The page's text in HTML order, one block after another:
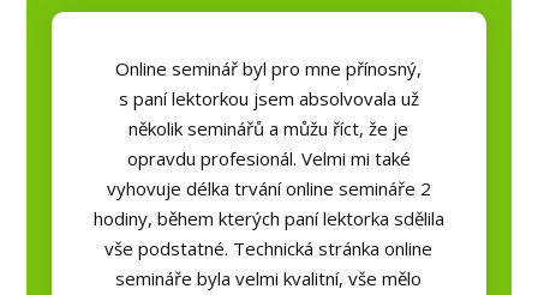
Online seminář byl pro mne přínosný,
s paní lektorkou jsem absolvovala už
několik seminářů a můžu říct, že je
opravdu profesionál. Velmi mi také
vyhovuje délka trvání online semináře 2
hodiny, během kterých paní lektorka sdělila
vše podstatné. Technická stránka online
semináře byla velmi kvalitní, vše mělo